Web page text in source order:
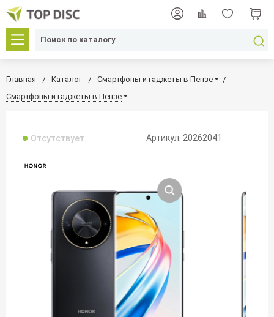
Главная Каталог
Смартфоны и гаджеты в Пензе
Смартфоны и гаджеты в Пензе
Отсутствует Артикул: 20262041